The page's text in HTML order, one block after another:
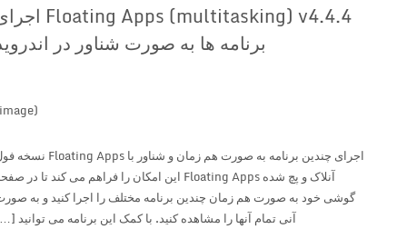
Floating Apps (multitasking) v4.4.4 اجرای
برنامه ها به صورت شناور در اندروید
اجرای چندین برنامه به صورت هم زمان و شناور با Floating Apps نسخه فول
آنلاک و پچ شده Floating Apps این امکان را فراهم می کند تا در صفحه
گوشی خود به صورت هم زمان چندین برنامه مختلف را اجرا کنید و به صورت
آنی تمام آنها را مشاهده کنید. با کمک این برنامه می توانید […]